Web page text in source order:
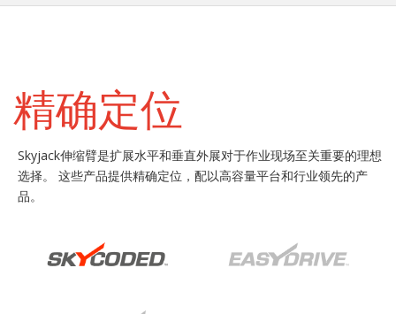
精确定位
Skyjack伸缩臂是扩展水平和垂直外展对于作业现场至关重要的理想
选择。 这些产品提供精确定位，配以高容量平台和行业领先的产
品。